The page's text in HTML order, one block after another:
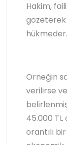
Hakim,
hükmeder.
Örneğin
verilirse
45.000 TL
orantılı